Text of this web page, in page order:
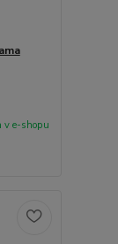
v e-shopu